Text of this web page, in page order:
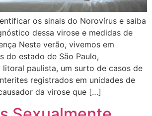
os sinais do Norovírus e saiba
dessa virose e medidas de
Neste verão, vivemos em
do estado de São Paulo,
litoral paulista, um surto de casos de
registrados em unidades de
da virose que […]